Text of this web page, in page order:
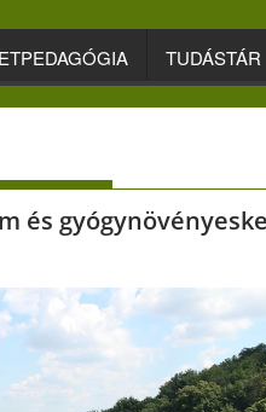
TUDÁSTÁR
és